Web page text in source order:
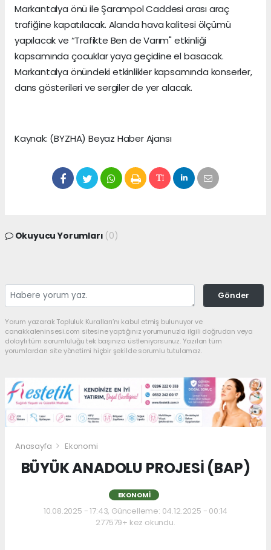
Markantalya önü ile Şarampol Caddesi arası araç
trafiğine kapatılacak. Alanda hava kalitesi ölçümü
yapılacak ve “Trafikte Ben de Varım" etkinliği
kapsamında çocuklar yaya geçidine el basacak.
Markantalya önündeki etkinlikler kapsamında konserler,
dans gösterileri ve sergiler de yer alacak.
Kaynak: (BYZHA) Beyaz Haber Ajansı
Okuyucu Yorumları (0)
Gönder
Yorum yazarak Topluluk Kuralları’nı kabul etmiş bulunuyor ve
canakkaleninsesi.com sitesine yaptığınız yorumunuzla ilgili doğrudan veya
dolaylı tüm sorumluluğu tek başınıza üstleniyorsunuz. Yazılan tüm
yorumlardan site yönetimi hiçbir şekilde sorumlu tutulamaz.
Anasayfa Ekonomi
BÜYÜK ANADOLU PROJESİ (BAP)
EKONOMI
10.08.2025 - 17:43, Güncelleme: 04.12.2025 - 00:14
277579+ kez okundu.